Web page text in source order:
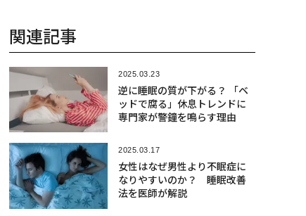
関連記事
2025.03.23
逆に睡眠の質が下がる？ 「ベ
ッドで腐る」休息トレンドに
専門家が警鐘を鳴らす理由
2025.03.17
女性はなぜ男性より不眠症に
なりやすいのか？ 睡眠改善
法を医師が解説